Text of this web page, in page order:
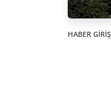
HABER GİRİŞ